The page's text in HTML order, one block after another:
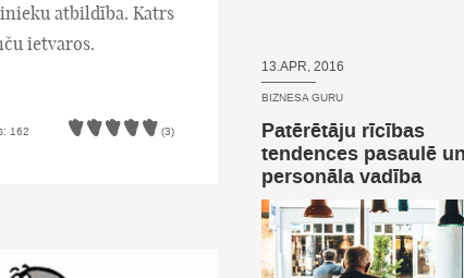
atbildība. Katrs
ietvaros.
162 (3)
13.APR, 2016
BIZNESA GURU
Patērētāju rīcības
tendences pasaulē un
personāla vadība